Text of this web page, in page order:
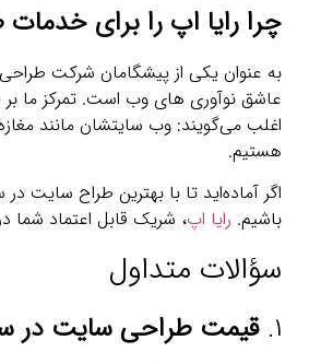
چرا رایا اپ را برای
عاشق نوآوری‌ های وب است. تمرکز ما
اغلب می‌گویند: وب‌ سایتشان مانند
هستیم.
اگر آماده‌اید تا با بهترین طراح سایت
باشیم. رایا اپ، شریک قابل اعتماد شما
سؤالات متداول
۱. قیمت طراحی سایت در